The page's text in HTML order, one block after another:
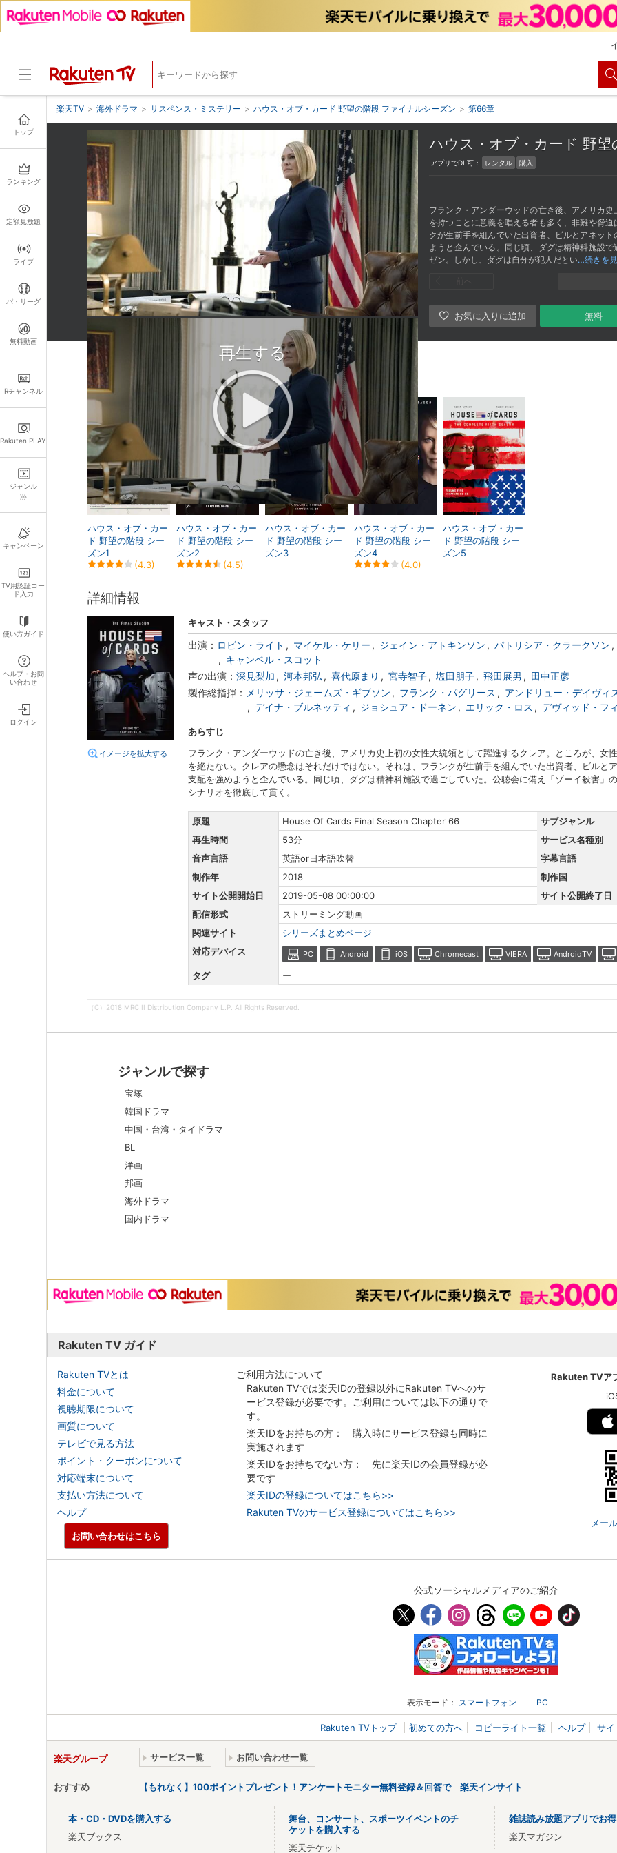
トップ
ランキング
定額見放題
ライブ
パ・リーグ
無料動画
Rチャンネル
Rakuten PLAY
ジャンル
キャンペーン
TV用認証コー
ド入力
使い方ガイド
ヘルプ・お問
い合わせ
ログイン
楽天TV > 海外ドラマ > サスペンス・ミステリー > ハウス・オブ・カード 野望の階段 ファイナルシーズン > 第66章
再生する
ハウス・オブ・カード 野
アプリでDL可： レンタル 購入
フランク・アンダーウッドの亡き後、アメリカ
を持つことに意義を唱える者も多く、非難や脅
クが生前手を組んでいた出資者、ビルとアネッ
ようと企んでいる。同じ頃、ダグは精神科施設
ゼン。しかし、ダグは自分が犯人だとい…続きを
前へ
無料
関連作品
ハウス・オブ・カー
ド 野望の階段 シー
ズン1
(4.3)
ハウス・オブ・カー
ド 野望の階段 シー
ズン2
(4.5)
ハウス・オブ・カー
ド 野望の階段 シー
ズン3
ハウス・オブ・カー
ド 野望の階段 シー
ズン4
(4.0)
ハウス・オブ・カー
ド 野望の階段 シー
ズン5
詳細情報
イメージを拡大する
キャスト・スタッフ
出演： ロビン・ライト マイケル・ケリー ジェイン・アトキンソン パトリシア・クラークソン
キャンベル・スコット
声の出演： 深見梨加 河本邦弘 喜代原まり 宮寺智子 塩田朋子 飛田展男
田中正彦
製作総指揮： メリッサ・ジェームズ・ギブソン フランク・パグリース アンドリュー・デイヴィ
デイナ・ブルネッティ
ジョシュア・ドーネン エリック・ロス デヴィッド・フ
あらすじ
フランク・アンダーウッドの亡き後、アメリカ史上初の女性大統領として躍進するクレア。ところが、女
を絶たない。クレアの懸念はそれだけではない。それは、フランクが生前手を組んでいた出資者、ビル
支配を強めようと企んでいる。同じ頃、ダグは精神科施設で過ごしていた。公聴会に備え「ゾーイ殺害」
シナリオを徹底して貫く。
原題 House Of Cards Final Season Chapter 66 サブジャンル
再生時間
53分 サービス名種別
音声言語
英語or日本語吹替 字幕言語
制作年
2018 制作国
サイト公開開始日
2019-05-08 00:00:00 サイト公開終了日
配信形式
ストリーミング動画
関連サイト
シリーズまとめページ
対応デバイス
PC Android iOS Chromecast VIERA AndroidTV
タグ ー
（C）2018 MRC II Distribution Company L.P. All Rights Reserved.
ジャンルで探す
宝塚
韓国ドラマ
中国・台湾・タイドラマ
BL
洋画
邦画
海外ドラマ
国内ドラマ
Rakuten TV ガイド
Rakuten TVとは
料金について
視聴期限について
画質について
テレビで見る方法
ポイント・クーポンについて
対応端末について
支払い方法について
ヘルプ
ご利用方法について
Rakuten TVでは楽天IDの登録以外にRakuten TVへのサ
ービス登録が必要です。ご利用については以下の通りで
す。
楽天IDをお持ちの方： 購入時にサービス登録も同時に
実施されます
楽天IDをお持ちでない方： 先に楽天IDの会員登録が必
要です
楽天IDの登録についてはこちら>>
Rakuten TVのサービス登録についてはこちら>>
Rakuten TVア
メー
お問い合わせはこちら
公式ソーシャルメディアのご紹介
表示モード： スマートフォン PC
Rakuten TVトップ 初めての方へ コピーライト一覧 ヘルプ サイ
楽天グループ サービス一覧 お問い合わせ一覧
おすすめ 【もれなく】100ポイントプレゼント！アンケートモニター無料登録＆回答で 楽天インサイト
本・CD・DVDを購入する
楽天ブックス
舞台、コンサート、スポーツイベントのチ
ケットを購入する
楽天チケット
雑誌読み放題アプリでお
楽天マガジン